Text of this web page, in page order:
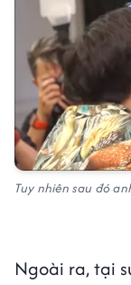
Tuy nhiên sau đó
Ngoài ra, tại